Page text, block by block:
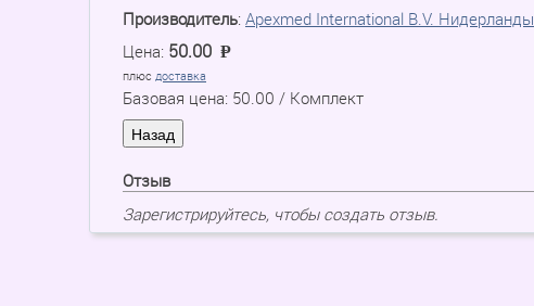
Производитель: Apexmed International B.V. Нидерланды
Цена: 50.00 =
P
плюс доставка
Базовая цена: 50.00 / Комплект
Отзыв
Зарегистрируйтесь, чтобы создать отзыв.